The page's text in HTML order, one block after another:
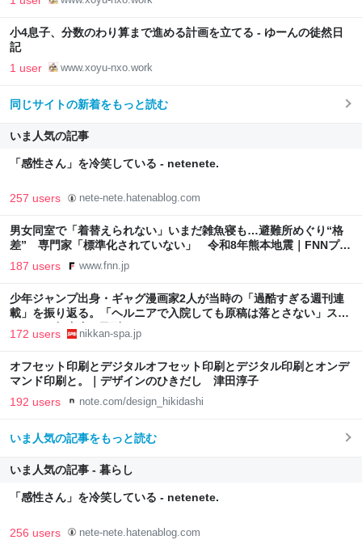
小4息子、分数のわり算まで進める計画を立てる - ゆーんの徒然日
記
1 user www.xoyu-nxo.work
同じサイトの新着をもっと読む
いま人気の記事
「感性さん」を冷笑している - netenete.
257 users nete-nete.hatenablog.com
男女同室で「着替えられない」いまだ雑魚寝も…避難所めぐり“格
差” 専門家「標準化されていない」 令和8年熊本地震｜FNNプラ
イムオンライン
187 users www.fnn.jp
少年ジャンプ出身・ギャグ漫画家2人が当時の「過酷すぎる週刊連
載」を振り返る。「ヘルニアで入院しても原稿は落とさない」スト
イックな舞台裏 | 日刊SPA!
172 users nikkan-spa.jp
オフセット印刷とデジタルオフセット印刷とデジタル印刷とオンデ
マンド印刷と。｜デザインのひきだし 津田淳子
192 users note.com/design_hikidashi
いま人気の記事をもっと読む
いま人気の記事 - 暮らし
「感性さん」を冷笑している - netenete.
256 users nete-nete.hatenablog.com